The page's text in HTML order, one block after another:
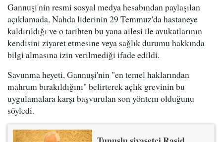
Gannuşi'nin resmi sosyal medya hesabından paylaşılan
açıklamada, Nahda liderinin 29 Temmuz'da hastaneye
kaldırıldığı ve o tarihten bu yana ailesi ile avukatlarının
kendisini ziyaret etmesine veya sağlık durumu hakkında
bilgi almasına izin verilmediği ifade edildi.
Savunma heyeti, Gannuşi'nin "en temel haklarından
mahrum bırakıldığını" belirterek açlık grevinin bu
uygulamalara karşı başvurulan son yöntem olduğunu
söyledi.